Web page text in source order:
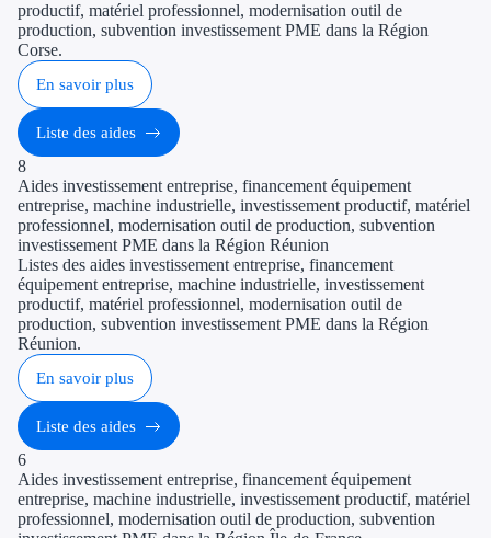
productif, matériel professionnel, modernisation outil de
production, subvention investissement PME dans la Région
Corse.
En savoir plus
Liste des aides
8
Aides investissement entreprise, financement équipement
entreprise, machine industrielle, investissement productif, matériel
professionnel, modernisation outil de production, subvention
investissement PME dans la Région Réunion
Listes des aides investissement entreprise, financement
équipement entreprise, machine industrielle, investissement
productif, matériel professionnel, modernisation outil de
production, subvention investissement PME dans la Région
Réunion.
En savoir plus
Liste des aides
6
Aides investissement entreprise, financement équipement
entreprise, machine industrielle, investissement productif, matériel
professionnel, modernisation outil de production, subvention